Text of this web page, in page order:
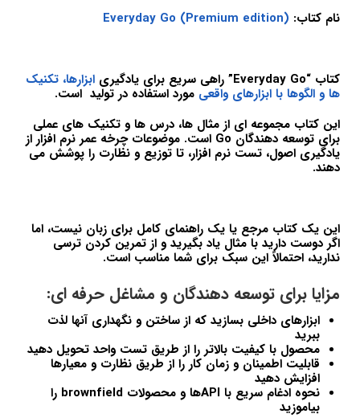
نام کتاب: Everyday Go (Premium edition)
کتاب “Everyday Go” راهی سریع برای یادگیری ابزارها، تکنیک
ها و الگوها با ابزارهای واقعی مورد استفاده در تولید است.
این کتاب مجموعه ای از مثال ها، درس ها و تکنیک های عملی
برای توسعه دهندگان Go است. موضوعات چرخه عمر نرم افزار از
یادگیری اصول، تست نرم افزار، تا توزیع و نظارت را پوشش می
دهند.
این یک کتاب مرجع یا یک راهنمای کامل برای زبان نیست، اما
اگر دوست دارید با مثال یاد بگیرید و از تمرین کردن ترسی
ندارید، احتمالاً این سبک برای شما مناسب است.
مزایا برای توسعه دهندگان و مشاغل حرفه ای:
ابزارهای داخلی بسازید که از ساختن و نگهداری آنها لذت
ببرید
محصول با کیفیت بالاتر را از طریق تست واحد تحویل دهید
قابلیت اطمینان و زمان کار را از طریق نظارت و معیارها
افزایش دهید
نحوه ادغام سریع با APIها و محصولات brownfield را
بیاموزید